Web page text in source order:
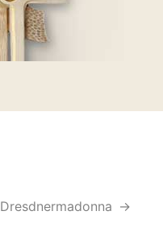
Dresdnermadonna ->